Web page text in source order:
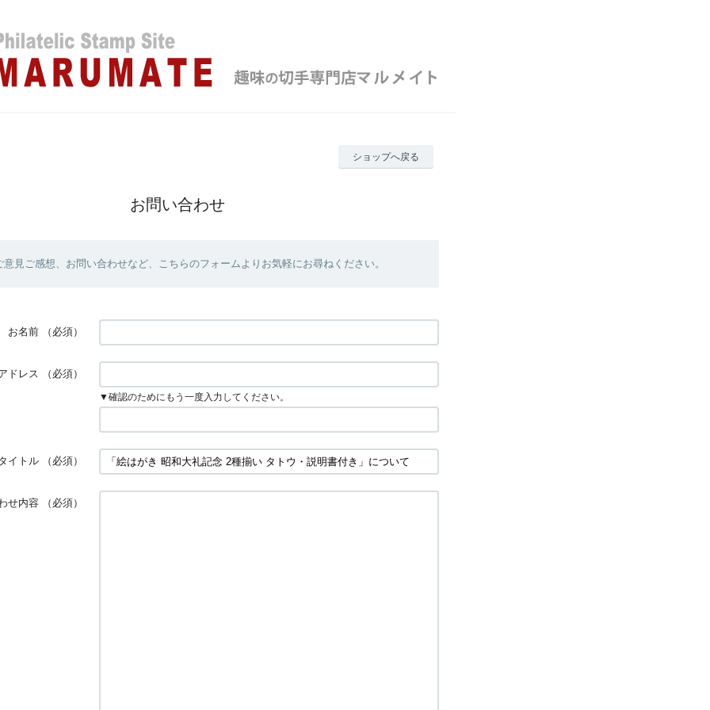
ショップへ戻る
お問い合わせ
見ご感想、お問い合わせなど、こちらのフォームよりお気軽にお尋ねください。
お名前 （必須）
ドレス （必須）
▼確認のためにもう一度入力してください。
イトル （必須）
せ内容 （必須）